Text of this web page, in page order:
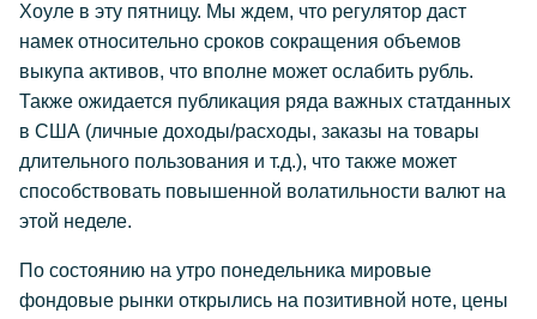
Хоуле в эту пятницу. Мы ждем, что регулятор даст
намек относительно сроков сокращения объемов
выкупа активов, что вполне может ослабить рубль.
Также ожидается публикация ряда важных статданных
в США (личные доходы/расходы, заказы на товары
длительного пользования и т.д.), что также может
способствовать повышенной волатильности валют на
этой неделе.
По состоянию на утро понедельника мировые
фондовые рынки открылись на позитивной ноте, цены